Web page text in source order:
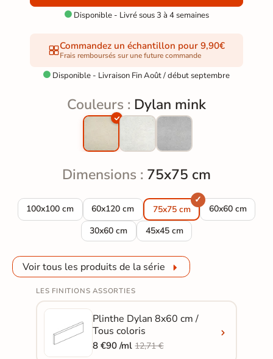
Disponible - Livré sous 3 à 4 semaines
Commandez un échantillon pour 9,90€
Frais remboursés sur une future commande
 Disponible - Livraison Fin Août / début septembre
Couleurs : Dylan mink
Dimensions : 75x75 cm
100x100 cm
Carrelage sol effet pierre Dylan mink 100x100 cm
60x120 cm
Carrelage sol effet pierre Dylan mink 60x120
75x75 cm 60x60 cm
Carrelage sol
30x60 cm
Carrelage sol effet pierre Dylan mink 30x60
45x45 cm
Carrelage sol effet pierre Dylan
Voir tous les produits de la série
LES FINITIONS ASSORTIES
Plinthe Dylan 8x60 cm /
Tous coloris
8 €90 /ml12,71 €